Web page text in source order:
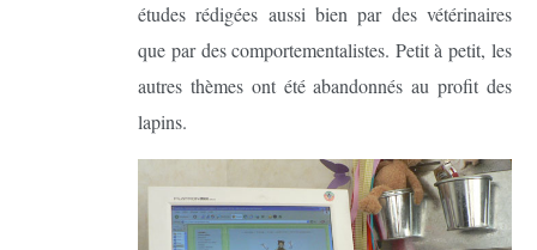
études rédigées aussi bien par des vétérinaires
que par des comportementalistes. Petit à petit, les
autres thèmes ont été abandonnés au profit des
lapins.